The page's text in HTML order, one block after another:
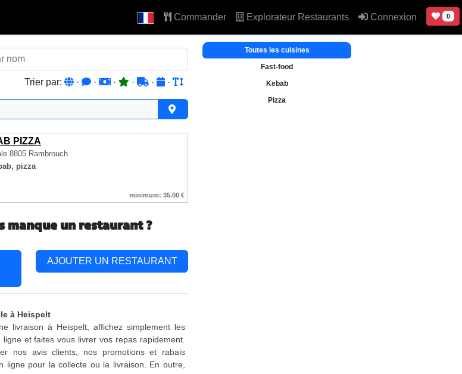
Commander Explorateur Restaurants Connexion 0
Trier par: · · · · · ·
PIZZA
8805 Rambrouch
pizza
minimum: 35.00 €
Toutes les cuisines
Fast-food
Kebab
Pizza
manque un restaurant ?
AJOUTER UN RESTAURANT
à Heispelt
livraison à Heispelt, affichez simplement les
et faites vous livrer vos repas rapidement.
nos avis clients, nos promotions et rabais
ligne pour la collecte ou la livraison. En outre,